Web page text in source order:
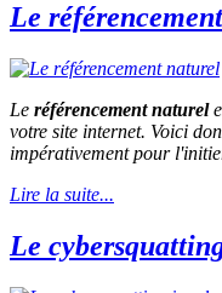
Le
Le référencement naturel
votre site internet. Voici
impérativement pour
Lire la suite...
Le